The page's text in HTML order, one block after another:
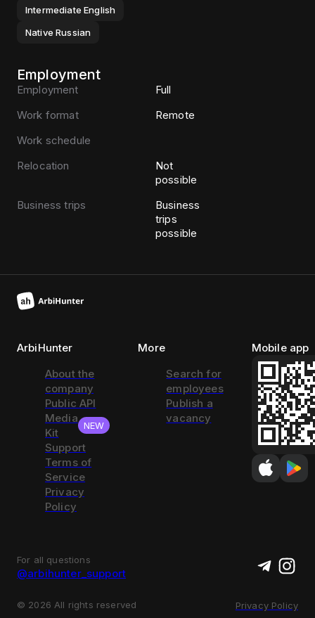
Intermediate English
Native Russian
Employment
Employment
Full
Work format
Remote
Work schedule
Relocation
Not
possible
Business trips
Business
trips
possible
ArbiHunter
About the
company
Public API
Media
Kit
NEW
Support
Terms of
Service
Privacy
Policy
More
Search for
employees
Publish a
vacancy
Mobile app
For all questions
@arbihunter_support
© 2026 All rights reserved Privacy Policy